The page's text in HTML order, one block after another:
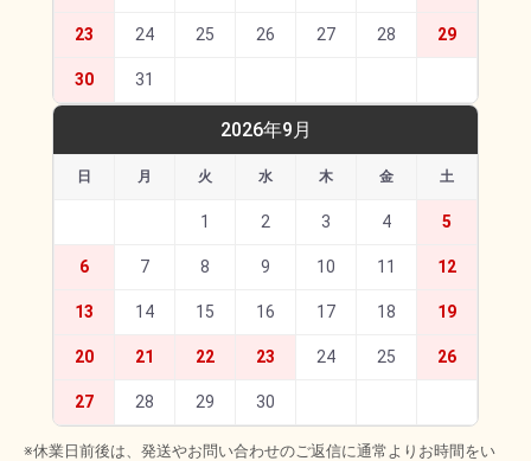
23 24 25 26 27 28 29
30 31
2026年9月
日 月 火 水 木 金 土
1 2 3 4 5
6 7 8 9 10 11 12
13 14 15 16 17 18 19
20 21 22 23 24 25 26
27 28 29 30
※休業日前後は、発送やお問い合わせのご返信に通常よりお時間をい